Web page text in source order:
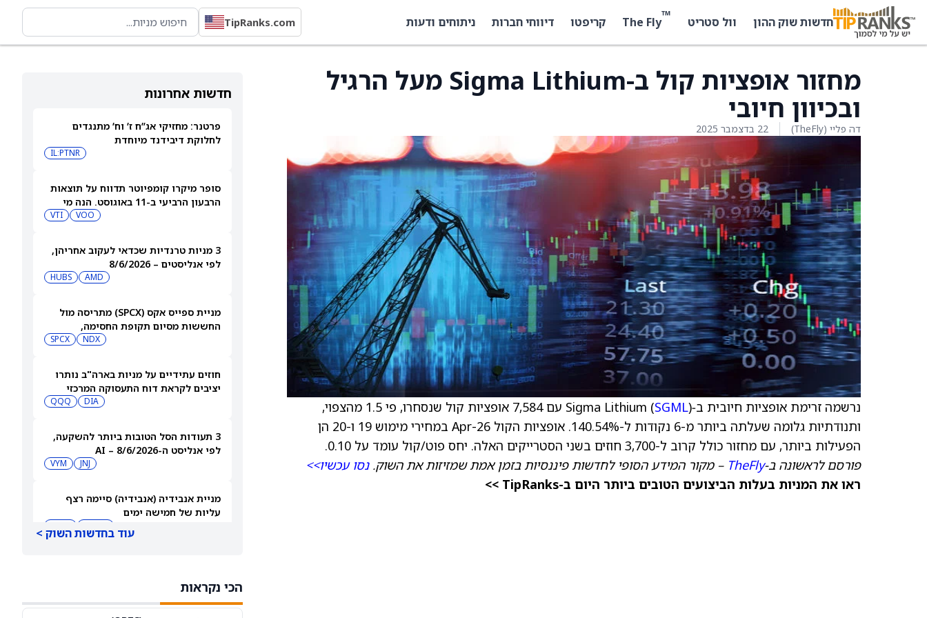
חדשות שוק ההון וול סטריט ™
The Fly קריפטו דיווחי חברות ניתוחים ודעות TipRanks.com
חדשות אחרונות
פרטנר: מחזיקי אג”ח ז’ וח’ מתנגדים
לחלוקת דיבידנד מיוחדת
IL:PTNR
סופר מיקרו קומפיוטר תדווח על תוצאות
הרבעון הרביעי ב-11 באוגוסט. הנה מי
VOO
VTI
3 מניות טרנדיות שכדאי לעקוב אחריהן,
לפי אנליסטים – 8/6/2026
AMD
HUBS
מניית ספייס אקס (SPCX) מתריסה מול
החששות מסיום תקופת החסימה,
NDX
SPCX
חוזים עתידיים על מניות בארה"ב נותרו
יציבים לקראת דוח התעסוקה המרכזי
DIA
QQQ
3 תעודות הסל הטובות ביותר להשקעה,
לפי אנליסט ה-AI – 8/6/2026
JNJ
VYM
מניית אנבידיה (אנבידיה) סיימה רצף
עליות של חמישה ימים
עוד בחדשות השוק >
הכי נקראות
מחזור אופציות קול ב-Sigma Lithium מעל הרגיל
ובכיוון חיובי
דה פליי (TheFly) 22 בדצמבר 2025
נרשמה זרימת אופציות חיובית ב‑Sigma Lithium ( SGML
) עם 7,584 אופציות קול שנסחרו, פי 1.5 מהצפוי,
ותנודתיות גלומה שעלתה ביותר מ-6 נקודות ל-140.54%. אופציות הקול Apr-26 במחירי מימוש 19 ו-20 הן
הפעילות ביותר, עם מחזור כולל קרוב ל-3,700 חוזים בשני הסטרייקים האלה. יחס פוט/קול עומד על 0.10.
פורסם לראשונה ב-TheFly – מקור המידע הסופי לחדשות פיננסיות בזמן אמת שמזיזות את השוק.נסו עכשיו>>
ראו את המניות בעלות הביצועים הטובים ביותר היום ב-TipRanks >>